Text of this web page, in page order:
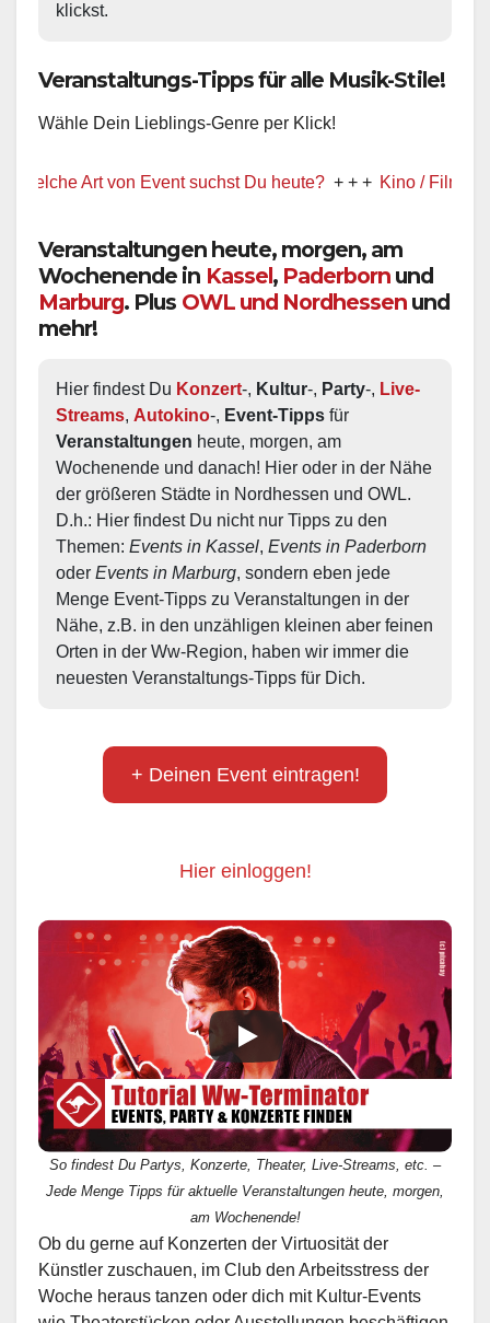
klickst.
Veranstaltungs-Tipps für alle Musik-Stile!
Wähle Dein Lieblings-Genre per Klick!
von Event suchst Du heute? + + + Kino / Film + + + Ww
Veranstaltungen heute, morgen, am
Wochenende in Kassel , Paderborn und
Marburg. Plus OWL und Nordhessen und
mehr!
Hier findest Du Konzert-, Kultur-, Party-, Live-
Streams, Autokino-, Event-Tipps
Veranstaltungen heute, morgen, am
Wochenende und danach! Hier oder in der Nähe
der größeren Städte in Nordhessen und OWL.
D.h.: Hier findest Du nicht nur Tipps zu den
Themen: Events in Kassel, Events in Paderborn
oder Events in Marburg, sondern eben jede
Menge Event-Tipps zu Veranstaltungen in der
Nähe, z.B. in den unzähligen kleinen aber feinen
Orten in der Ww-Region, haben wir immer die
neuesten Veranstaltungs-Tipps für Dich.
+ Deinen Event eintragen!
Hier einloggen!
So findest Du Partys, Konzerte, Theater, Live-Streams, etc. –
Jede Menge Tipps für aktuelle Veranstaltungen heute, morgen,
am Wochenende!
Ob du gerne auf Konzerten der Virtuosität der
Künstler zuschauen, im Club den Arbeitsstress der
Woche heraus tanzen oder dich mit Kultur-Events